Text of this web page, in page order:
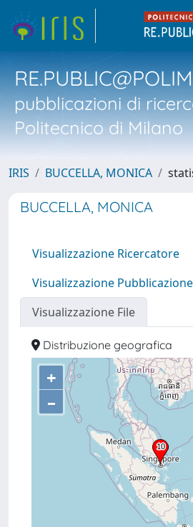
pubblicazioni di
Politecnico di Milano
IRIS BUCCELLA, MONICA
BUCCELLA, MONICA
Visualizzazione Ricercatore
Visualizzazione Pubblicazione
Visualizzazione File
Distribuzione geografica
+
–